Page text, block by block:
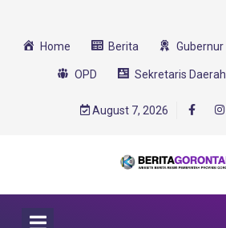
Home Berita Gubernur
OPD Sekretaris Daerah
August 7, 2026